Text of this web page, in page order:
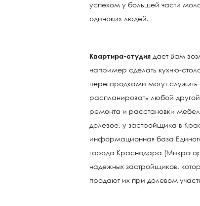
успехом у большей части
одиноких людей.
Квартира-студия дает Вам
например сделать кухню-
перегородками могут
распланировать любой
ремонта и расстановки
долевое, у застройщика в
информационная база
города Краснодара
надежных застройщиков,
продают их при долевом